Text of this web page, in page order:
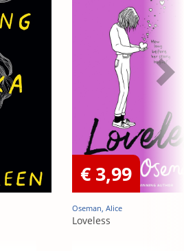
€ 3,99
Oseman, Alice
Loveless